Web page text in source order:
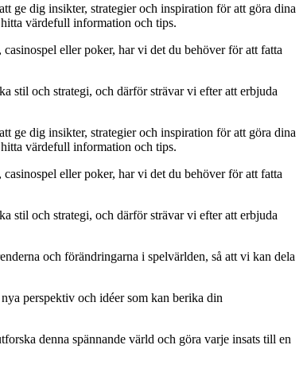
ge dig insikter, strategier och inspiration för att göra dina
värdefull information och tips.
eller poker, har vi det du behöver för att fatta
stil och strategi, och därför strävar vi efter att erbjuda
ge dig insikter, strategier och inspiration för att göra dina
värdefull information och tips.
eller poker, har vi det du behöver för att fatta
stil och strategi, och därför strävar vi efter att erbjuda
och förändringarna i spelvärlden, så att vi kan dela
perspektiv och idéer som kan berika din
denna spännande värld och göra varje insats till en